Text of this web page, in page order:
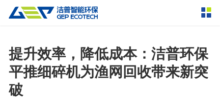
双轴撕碎机 单轴撕碎机
解决方案
提升效率，降低成本：洁普环保
平推细碎机为渔网回收带来新突
破